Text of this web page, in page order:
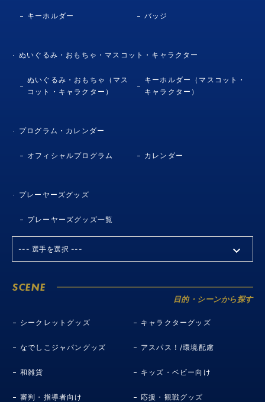
キーホルダー バッジ
ぬいぐるみ・おもちゃ・マスコット・キャラクター
ぬいぐるみ・おもちゃ（マス
コット・キャラクター）
キーホルダー（マスコット・
キャラクター）
プログラム・カレンダー
オフィシャルプログラム カレンダー
プレーヤーズグッズ
プレーヤーズグッズ一覧
SCENE
目的・シーンから探す
シークレットグッズ キャラクターグッズ
なでしこジャパングッズ アスパス！/環境配慮
和雑貨 キッズ・ベビー向け
審判・指導者向け 応援・観戦グッズ